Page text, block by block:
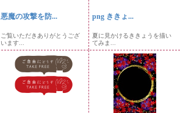
悪魔の攻撃を防...
ご覧いただきありがとうござ
います...
png ききょ...
夏に見かけるききょうを描い
てみま...